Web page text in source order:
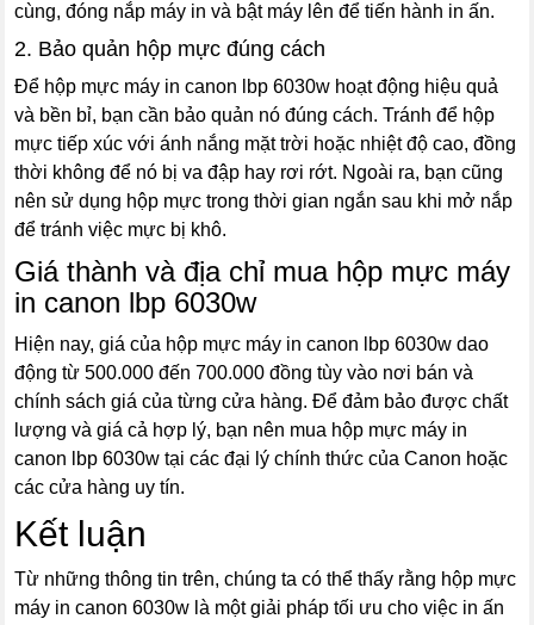
cùng, đóng nắp máy in và bật máy lên để tiến hành in ấn.
2. Bảo quản hộp mực đúng cách
Để hộp mực máy in canon lbp 6030w hoạt động hiệu quả
và bền bỉ, bạn cần bảo quản nó đúng cách. Tránh để hộp
mực tiếp xúc với ánh nắng mặt trời hoặc nhiệt độ cao, đồng
thời không để nó bị va đập hay rơi rớt. Ngoài ra, bạn cũng
nên sử dụng hộp mực trong thời gian ngắn sau khi mở nắp
để tránh việc mực bị khô.
Giá thành và địa chỉ mua hộp mực máy
in canon lbp 6030w
Hiện nay, giá của hộp mực máy in canon lbp 6030w dao
động từ 500.000 đến 700.000 đồng tùy vào nơi bán và
chính sách giá của từng cửa hàng. Để đảm bảo được chất
lượng và giá cả hợp lý, bạn nên mua hộp mực máy in
canon lbp 6030w tại các đại lý chính thức của Canon hoặc
các cửa hàng uy tín.
Kết luận
Từ những thông tin trên, chúng ta có thể thấy rằng hộp mực
máy in canon 6030w là một giải pháp tối ưu cho việc in ấn